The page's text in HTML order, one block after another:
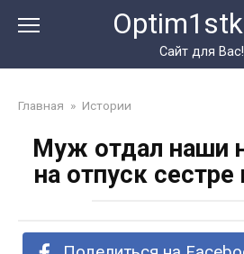
Сайт для Вас!
Главная » Истории
Муж отдал наши
на отпуск